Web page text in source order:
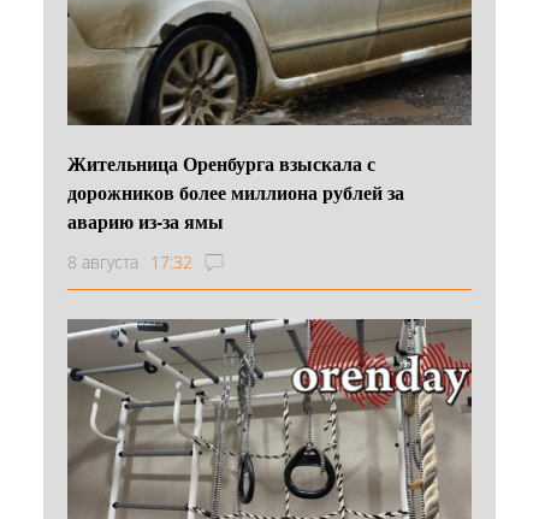
Жительница Оренбурга взыскала с
дорожников более миллиона рублей за
аварию из-за ямы
8 августа 17:32